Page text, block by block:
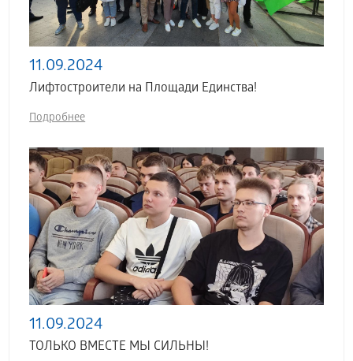
11.09.2024
Лифтостроители на Площади Единства!
Подробнее
11.09.2024
ТОЛЬКО ВМЕСТЕ МЫ СИЛЬНЫ!